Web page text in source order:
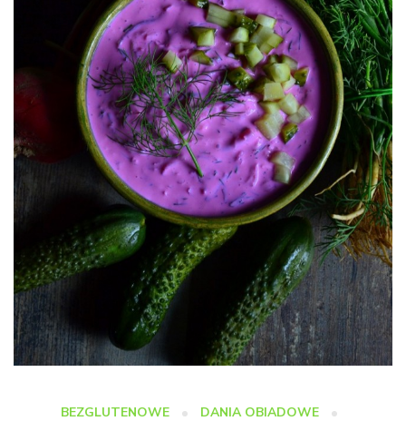
BEZGLUTENOWE
DANIA OBIADOWE